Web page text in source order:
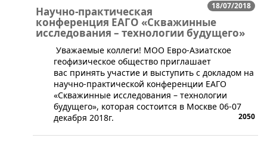
18/07/2018
Научно-практическая
конференция ЕАГО «Скважинные
исследования – технологии будущего»
​ Уважаемые коллеги! МОО Евро-Азиатское
геофизическое общество приглашает
вас принять участие и выступить с докладом на
научно-практической конференции ЕАГО
«Скважинные исследования – технологии
будущего», которая состоится в Москве 06-07
декабря 2018г.
2050